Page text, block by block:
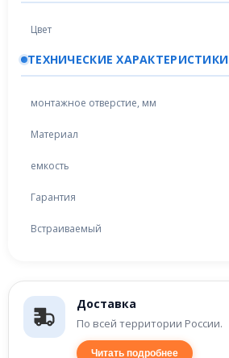
Доставка
По всей территории России.
Читать подробнее
Цвет
ТЕХНИЧЕСКИЕ ХАРАКТЕРИСТИКИ
монтажное отверстие, мм
Материал
емкость
Гарантия
Встраиваемый